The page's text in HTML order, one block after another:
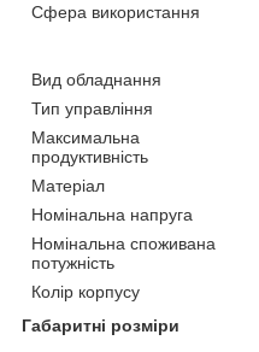
Сфера використання
Вид обладнання
Тип управління
Максимальна
продуктивність
Матеріал
Номінальна напруга
Номінальна споживана
потужність
Колір корпусу
Габаритні розміри